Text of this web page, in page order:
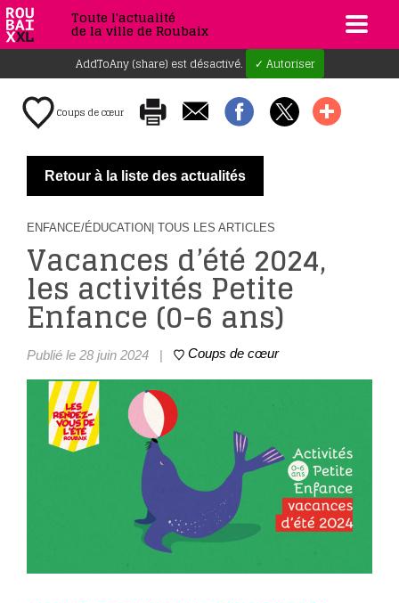
Toute l'actualité
de la ville de Roubaix
AddToAny (share) est désactivé. ✓ Autoriser
Coups de cœur
Retour à la liste des actualités
ENFANCE/ÉDUCATION | TOUS LES ARTICLES
Vacances d’été 2024,
les activités Petite
Enfance (0-6 ans)
Publié le 28 juin 2024 | Coups de cœur